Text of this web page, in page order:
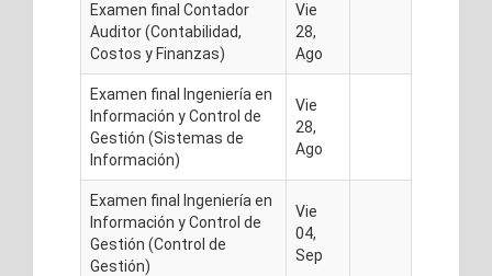
Examen final Contador
Auditor (Contabilidad,
Costos y Finanzas)
Vie
28,
Ago
Examen final Ingeniería en
Información y Control de
Gestión (Sistemas de
Información)
Vie
28,
Ago
Examen final Ingeniería en
Información y Control de
Gestión (Control de
Gestión)
Vie
04,
Sep